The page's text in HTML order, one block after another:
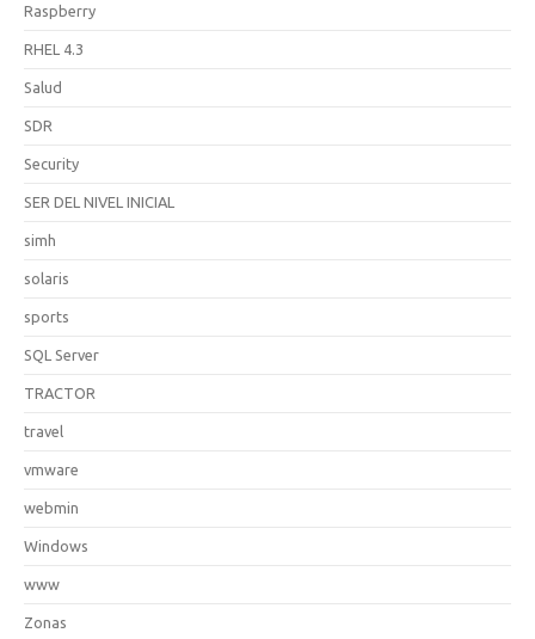
Raspberry
RHEL 4.3
Salud
SDR
Security
SER DEL NIVEL INICIAL
simh
solaris
sports
SQL Server
TRACTOR
travel
vmware
webmin
Windows
www
Zonas